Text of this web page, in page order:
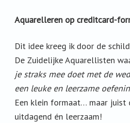
Aquarelleren op creditcard-
Dit idee kreeg ik door de
De Zuidelijke Aquarellisten
je straks mee doet met de
een leuke en leerzame
Een klein formaat… maar juist
uitdagend én leerzaam!